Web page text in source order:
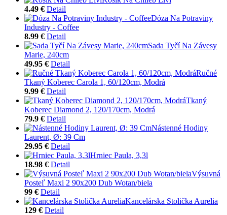
4.49 € Detail
Dóza Na Potraviny
Industry - Coffee
8.99 € Detail
Sada Tyčí Na Závesy
Marie, 240cm
49.95 € Detail
Ručné
Tkaný Koberec Carola 1, 60/120cm, Modrá
9.99 € Detail
Tkaný
Koberec Diamond 2, 120/170cm, Modrá
79.9 € Detail
Nástenné Hodiny
Laurent, Ø: 39 Cm
29.95 € Detail
Hrniec Paula, 3,3l
18.98 € Detail
Výsuvná
Posteľ Maxi 2 90x200 Dub Wotan/biela
99 € Detail
Kancelárska Stolička Aurelia
129 € Detail